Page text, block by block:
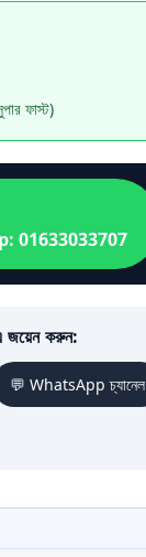
ফাস্ট)
01633033707
জয়েন করুন:
💬 WhatsApp চ্যানেল